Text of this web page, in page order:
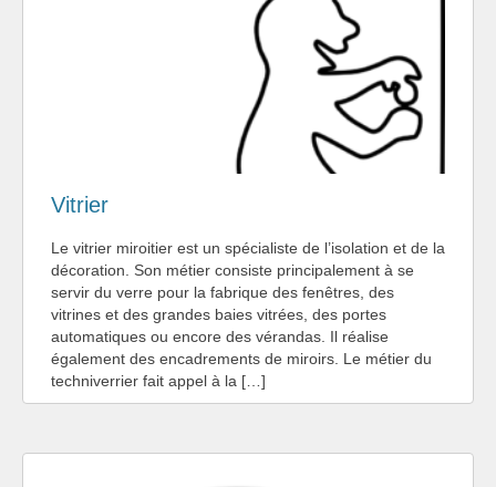
Vitrier
Le vitrier miroitier est un spécialiste de l’isolation et de la
décoration. Son métier consiste principalement à se
servir du verre pour la fabrique des fenêtres, des
vitrines et des grandes baies vitrées, des portes
automatiques ou encore des vérandas. Il réalise
également des encadrements de miroirs. Le métier du
techniverrier fait appel à la […]